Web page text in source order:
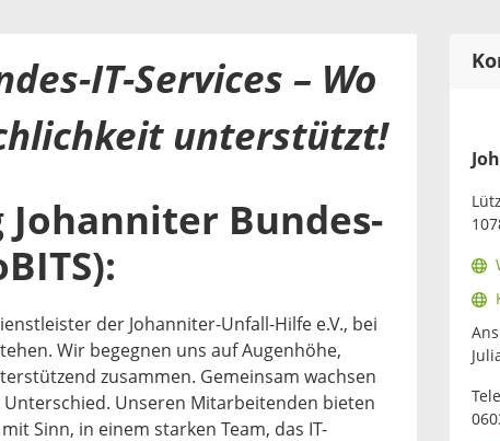
IT-Services – Wo
unterstützt!
Johanniter Bundes-
der Johanniter-Unfall-Hilfe e.V., bei
Wir begegnen uns auf Augenhöhe,
zusammen. Gemeinsam wachsen
Unseren Mitarbeitenden bieten
Sinn, in einem starken Team, das IT-